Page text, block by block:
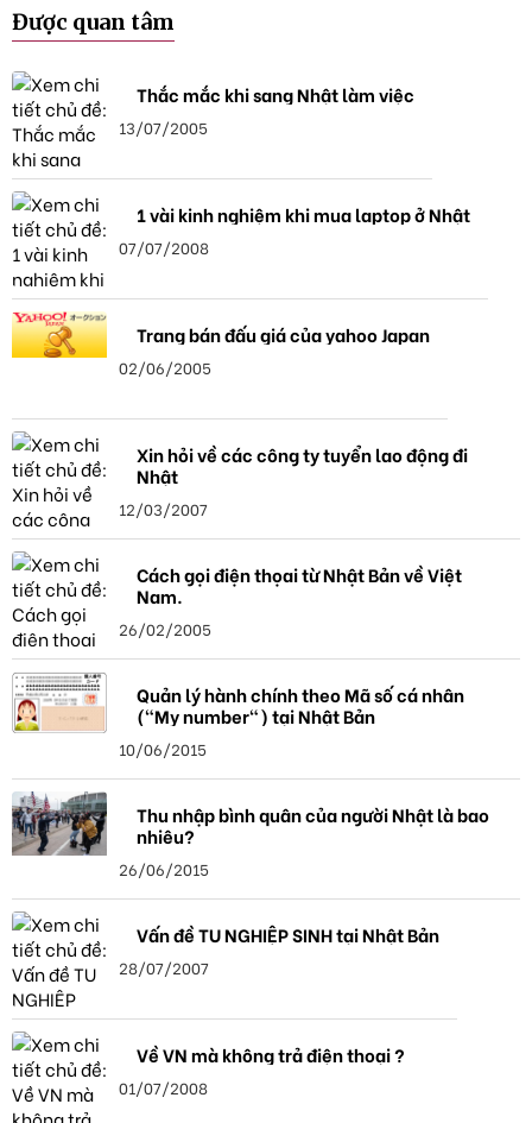
Được quan tâm
Thắc mắc khi sang Nhật làm việc
13/07/2005
1 vài kinh nghiệm khi mua laptop ở Nhật
07/07/2008
Trang bán đấu giá của yahoo Japan
02/06/2005
Xin hỏi về các công ty tuyển lao động đi
Nhật
12/03/2007
Cách gọi điện thọai từ Nhật Bản về Việt
Nam.
26/02/2005
Quản lý hành chính theo Mã số cá nhân
("My number") tại Nhật Bản
10/06/2015
Thu nhập bình quân của người Nhật là bao
nhiêu?
26/06/2015
Vấn đề TU NGHIỆP SINH tại Nhật Bản
28/07/2007
Về VN mà không trả điện thoại ?
01/07/2008